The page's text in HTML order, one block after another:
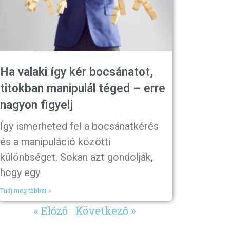
Ha valaki így kér bocsánatot,
titokban manipulál téged – erre
nagyon figyelj
Így ismerheted fel a bocsánatkérés
és a manipuláció közötti
különbséget. Sokan azt gondolják,
hogy egy
Tudj meg többet »
« Előző Következő »